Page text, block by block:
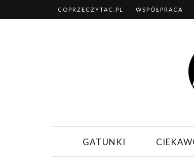
COPRZECZYTAC.PL WSPÓŁPRACA
GATUNKI